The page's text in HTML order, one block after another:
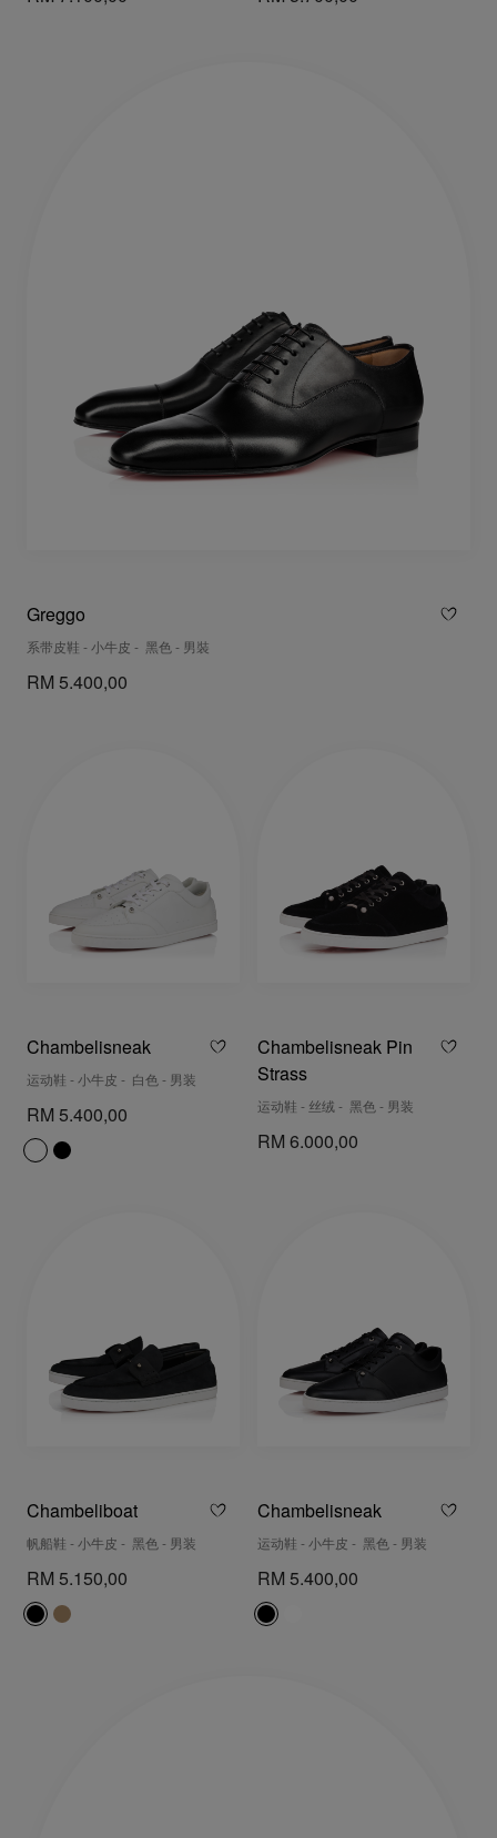
Greggo
系带皮鞋 - 小牛皮 - 黑色 - 男裝
RM 5.400,00
Chambelisneak
运动鞋 - 小牛皮 - 白色 - 男装
RM 5.400,00
Chambelisneak Pin
Strass
运动鞋 - 丝绒 - 黑色 - 男装
RM 6.000,00
Chambeliboat
帆船鞋 - 小牛皮 - 黑色 - 男装
RM 5.150,00
Chambelisneak
运动鞋 - 小牛皮 - 黑色 - 男装
RM 5.400,00